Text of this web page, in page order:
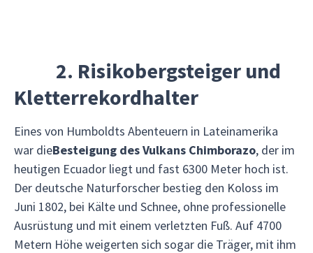
2. Risikobergsteiger und
Kletterrekordhalter
Eines von Humboldts Abenteuern in Lateinamerika
war dieBesteigung des Vulkans Chimborazo, der im
heutigen Ecuador liegt und fast 6300 Meter hoch ist.
Der deutsche Naturforscher bestieg den Koloss im
Juni 1802, bei Kälte und Schnee, ohne professionelle
Ausrüstung und mit einem verletzten Fuß. Auf 4700
Metern Höhe weigerten sich sogar die Träger, mit ihm